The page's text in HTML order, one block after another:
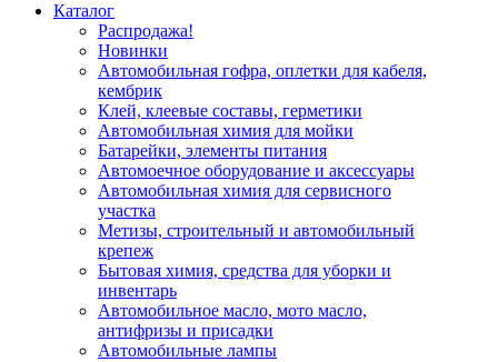
Каталог
Распродажа!
Новинки
Автомобильная гофра, оплетки для кабеля,
кембрик
Клей, клеевые составы, герметики
Автомобильная химия для мойки
Батарейки, элементы питания
Автомоечное оборудование и аксессуары
Автомобильная химия для сервисного
участка
Метизы, строительный и автомобильный
крепеж
Бытовая химия, средства для уборки и
инвентарь
Автомобильное масло, мото масло,
антифризы и присадки
Автомобильные лампы